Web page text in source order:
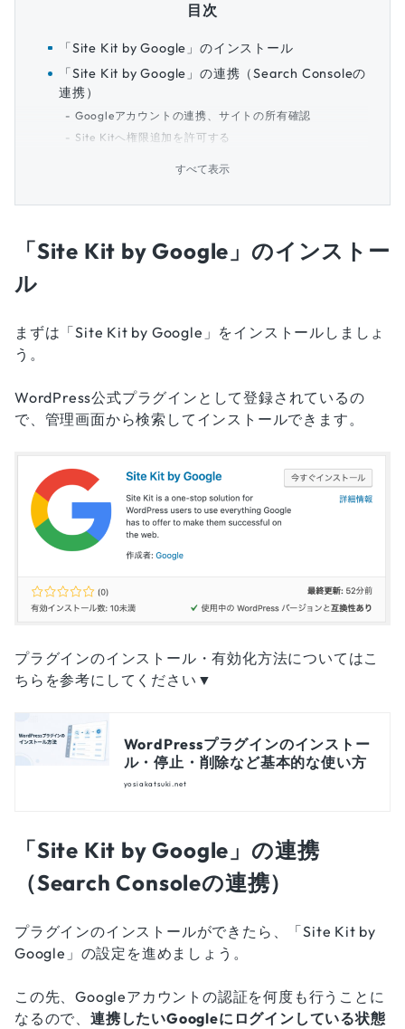
目次
「Site Kit by Google」のインストール
「Site Kit by Google」の連携（Search Consoleの
連携）
Googleアカウントの連携、サイトの所有確認
Site Kitへ権限追加を許可する
すべて表示
「Site Kit by Google」のインストー
ル
まずは「Site Kit by Google」をインストールしましょ
う。
WordPress公式プラグインとして登録されているの
で、管理画面から検索してインストールできます。
プラグインのインストール・有効化方法についてはこ
ちらを参考にしてください▼
WordPressプラグインのインストー
ル・停止・削除など基本的な使い方
yosiakatsuki.net
「Site Kit by Google」の連携
（Search Consoleの連携）
プラグインのインストールができたら、「Site Kit by
Google」の設定を進めましょう。
この先、Googleアカウントの認証を何度も行うことに
なるので、 連携したいGoogleにログインしている状態